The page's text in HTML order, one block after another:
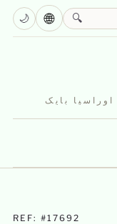
بایک
🔍
🌐
🌙
REF: #17692